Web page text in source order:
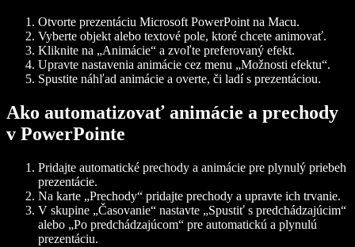
Otvorte prezentáciu Microsoft PowerPoint na Macu.
Vyberte objekt alebo textové pole, ktoré chcete animovať.
Kliknite na „Animácie“ a zvoľte preferovaný efekt.
Upravte nastavenia animácie cez menu „Možnosti efektu“.
Spustite náhľad animácie a overte, či ladí s prezentáciou.
Ako automatizovať animácie a prechody
v PowerPointe
Pridajte automatické prechody a animácie pre plynulý priebeh
prezentácie.
Na karte „Prechody“ pridajte prechody a upravte ich trvanie.
V skupine „Časovanie“ nastavte „Spustiť s predchádzajúcim“
alebo „Po predchádzajúcom“ pre automatickú a plynulú
prezentáciu.